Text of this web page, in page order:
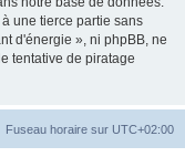
une tierce partie sans
d'énergie », ni phpBB, ne
tentative de piratage
Fuseau horaire sur UTC+02:00